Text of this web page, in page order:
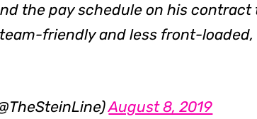
the pay schedule on his contract
friendly and less front-loaded,
August 8, 2019